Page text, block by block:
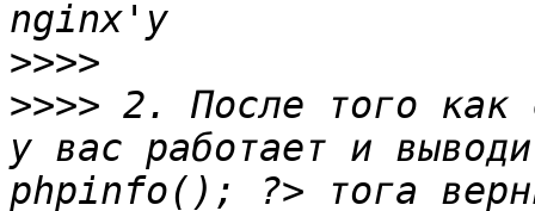
>>>>
>>>> 2. После того как
у вас работает и